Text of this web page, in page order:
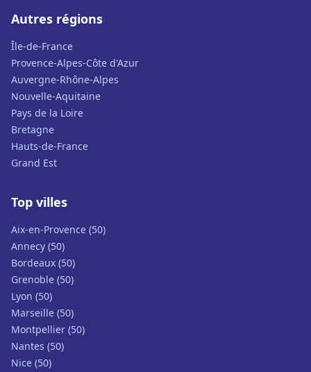
Autres régions
Île-de-France
Provence-Alpes-Côte d'Azur
Auvergne-Rhône-Alpes
Nouvelle-Aquitaine
Pays de la Loire
Bretagne
Hauts-de-France
Grand Est
Top villes
Aix-en-Provence (50)
Annecy (50)
Bordeaux (50)
Grenoble (50)
Lyon (50)
Marseille (50)
Montpellier (50)
Nantes (50)
Nice (50)